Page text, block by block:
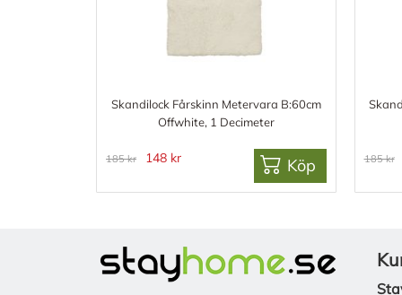
Skandilock Fårskinn Metervara B:60cm
Offwhite, 1 Decimeter
185 kr 148 kr Köp 185 kr